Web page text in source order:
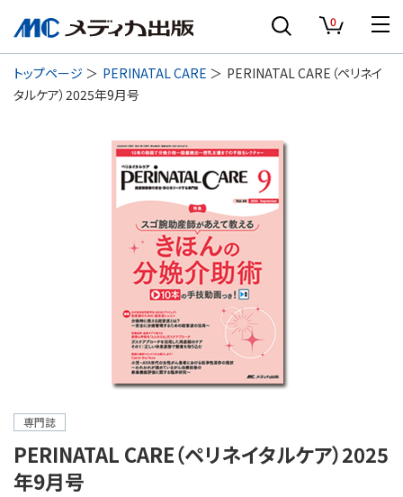
0
トップページ PERINATAL CARE
PERINATAL CARE（ペリネイ
タルケア）2025年9月号
専門誌
PERINATAL CARE（ペリネイタルケア）2025
年9月号